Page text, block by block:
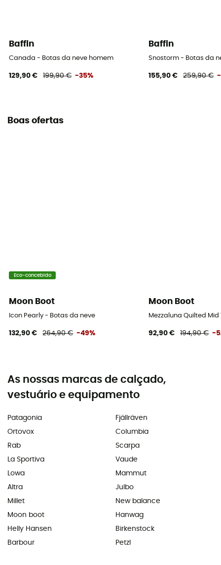
Baffin
Canada - Botas da neve homem
129,90 € 199,90 € -35%
Baffin
Snostorm - Botas da
155,90 € 259,90 € -
Boas ofertas
Eco-concebido
Moon Boot
Icon Pearly - Botas da neve
132,90 € 264,90 € -49%
Moon Boot
Mezzaluna Quilted
92,90 € 194,90 € -
As nossas marcas de calçado,
vestuário e equipamento
Patagonia
Ortovox
Rab
La Sportiva
Lowa
Altra
Millet
Moon boot
Helly Hansen
Barbour
Fjällräven
Columbia
Scarpa
Vaude
Mammut
Julbo
New balance
Hanwag
Birkenstock
Petzl